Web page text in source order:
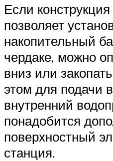
Если
позволяет
накопительный
чердаке, можно
вниз или
этом для подачи
внутренний
понадобится
поверхностный
станция.